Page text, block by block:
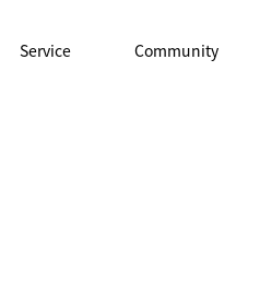
Service Community